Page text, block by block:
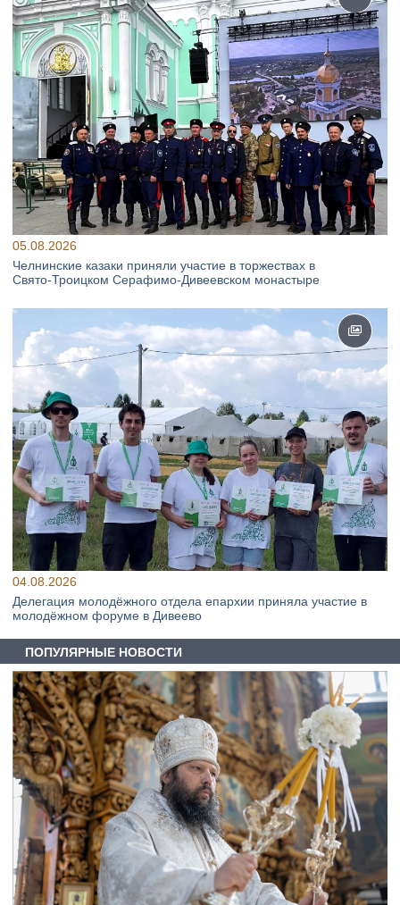
05.08.2026
Челнинские казаки приняли участие в торжествах в
Свято‑Троицком Серафимо‑Дивеевском монастыре
04.08.2026
Делегация молодёжного отдела епархии приняла участие в
молодёжном форуме в Дивеево
ПОПУЛЯРНЫЕ НОВОСТИ